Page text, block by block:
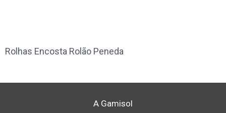
Rolhas Encosta Rolão Peneda
A Gamisol